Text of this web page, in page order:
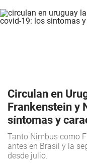
Circulan en
Frankenstein y
síntomas y
Tanto Nimbus como
antes en Brasil y la
desde julio.